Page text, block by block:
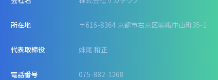
所在地 〒616-8364 京都市右京区嵯峨中山町35-1
代表取締役 妹尾 和正
電話番号 075-882-1268